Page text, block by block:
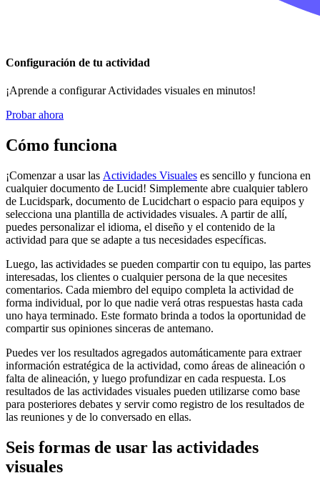
Configuración de tu actividad
¡Aprende a configurar Actividades visuales en minutos!
Probar ahora
Cómo funciona
¡Comenzar a usar las Actividades Visuales es sencillo y funciona en
cualquier documento de Lucid! Simplemente abre cualquier tablero
de Lucidspark, documento de Lucidchart o espacio para equipos y
selecciona una plantilla de actividades visuales. A partir de allí,
puedes personalizar el idioma, el diseño y el contenido de la
actividad para que se adapte a tus necesidades específicas.
Luego, las actividades se pueden compartir con tu equipo, las partes
interesadas, los clientes o cualquier persona de la que necesites
comentarios. Cada miembro del equipo completa la actividad de
forma individual, por lo que nadie verá otras respuestas hasta cada
uno haya terminado. Este formato brinda a todos la oportunidad de
compartir sus opiniones sinceras de antemano.
Puedes ver los resultados agregados automáticamente para extraer
información estratégica de la actividad, como áreas de alineación o
falta de alineación, y luego profundizar en cada respuesta. Los
resultados de las actividades visuales pueden utilizarse como base
para posteriores debates y servir como registro de los resultados de
las reuniones y de lo conversado en ellas.
Seis formas de usar las actividades
visuales